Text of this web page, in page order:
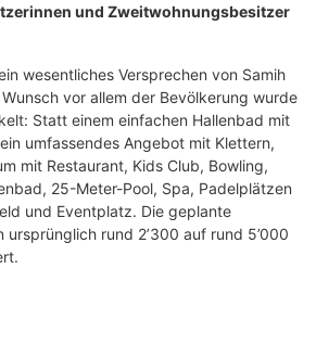
und Zweitwohnungsbesitzer
wesentliches Versprechen von Samih
vor allem der Bevölkerung wurde
Statt einem einfachen Hallenbad mit
umfassendes Angebot mit Klettern,
mit Restaurant, Kids Club, Bowling,
25-Meter-Pool, Spa, Padelplätzen
und Eventplatz. Die geplante
rund 2’300 auf rund 5’000